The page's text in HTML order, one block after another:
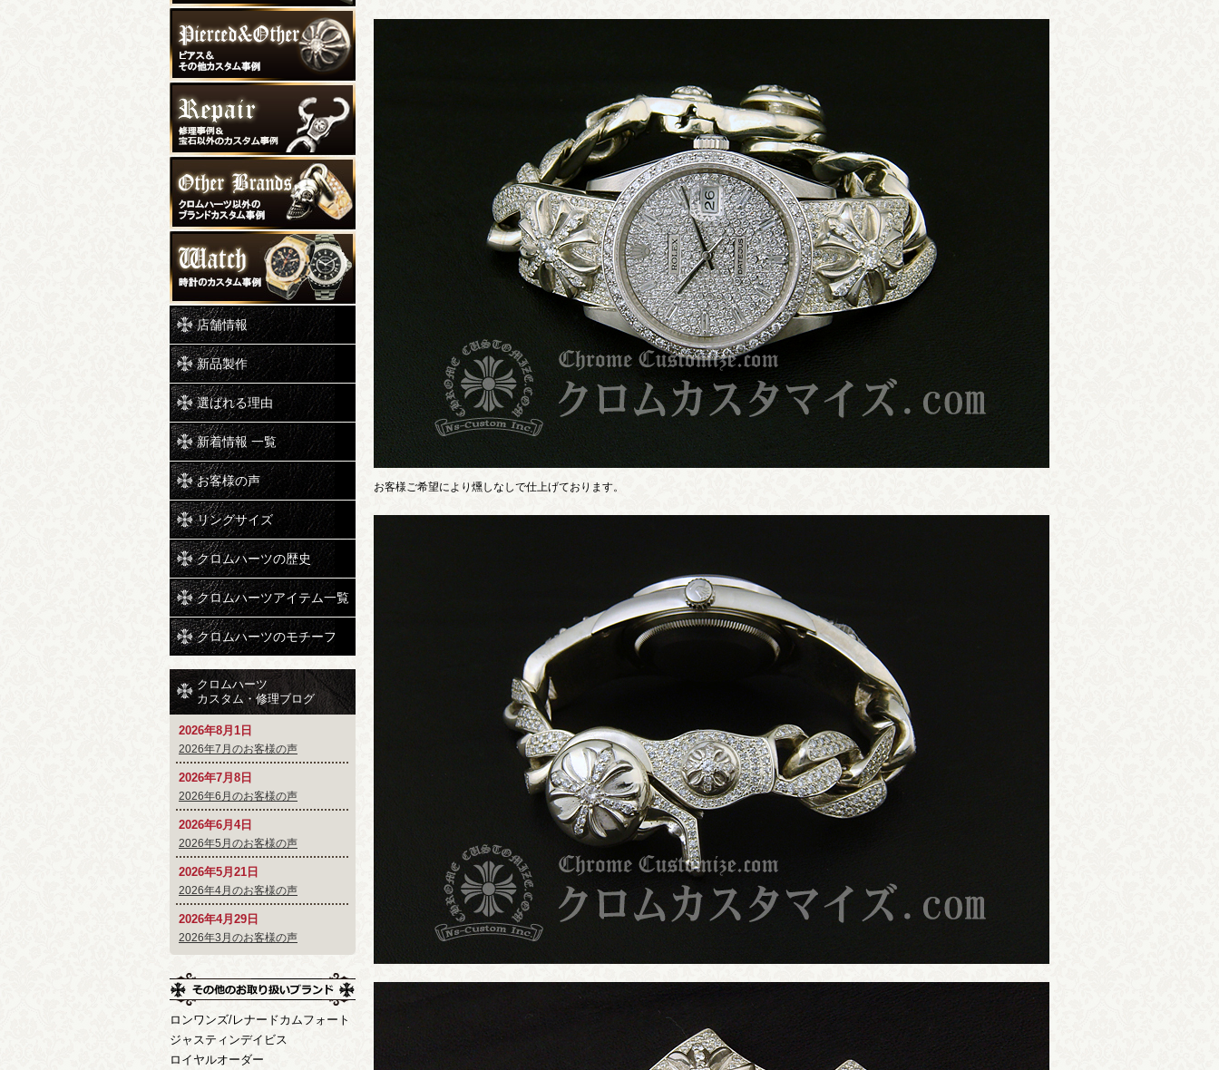
お客様ご希望により燻しなしで仕上げております。
店舗情報
新品製作
選ばれる理由
新着情報 一覧
お客様の声
リングサイズ
クロムハーツの歴史
クロムハーツアイテム一覧
クロムハーツのモチーフ
クロムハーツ
カスタム・修理ブログ
2026年8月1日
2026年7月のお客様の声
2026年7月8日
2026年6月のお客様の声
2026年6月4日
2026年5月のお客様の声
2026年5月21日
2026年4月のお客様の声
2026年4月29日
2026年3月のお客様の声
ロンワンズ/レナードカムフォート
ジャスティンデイビス
ロイヤルオーダー